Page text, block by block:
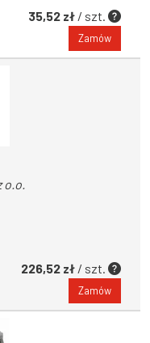
35,52 zł / szt.
Zamów
226,52 zł / szt.
Zamów